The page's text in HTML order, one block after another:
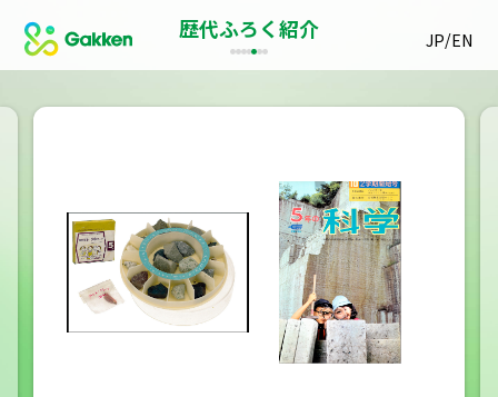
JP/EN
歴代ふろく紹介